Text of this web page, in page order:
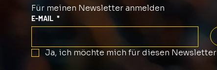
Für meinen Newsletter anmelden
E-MAIL *
Ja, ich möchte mich für diesen Newsletter